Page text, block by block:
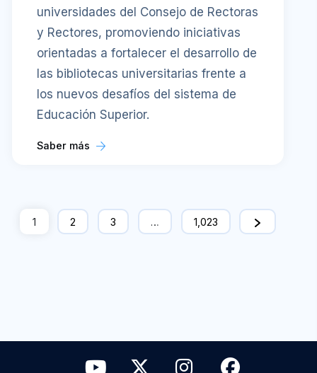
universidades del Consejo de Rectoras
y Rectores, promoviendo iniciativas
orientadas a fortalecer el desarrollo de
las bibliotecas universitarias frente a
los nuevos desafíos del sistema de
Educación Superior.
Saber más
1 2 3 … 1,023